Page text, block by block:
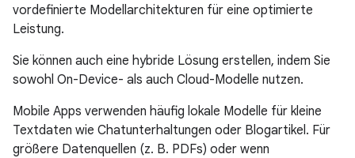
vordefinierte Modellarchitekturen für eine optimierte
Leistung.
Sie können auch eine hybride Lösung erstellen, indem Sie
sowohl On-Device- als auch Cloud-Modelle nutzen.
Mobile Apps verwenden häufig lokale Modelle für kleine
Textdaten wie Chatunterhaltungen oder Blogartikel. Für
größere Datenquellen (z. B. PDFs) oder wenn